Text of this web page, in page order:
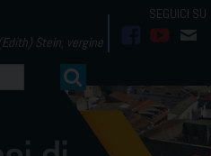
Stein, vergine